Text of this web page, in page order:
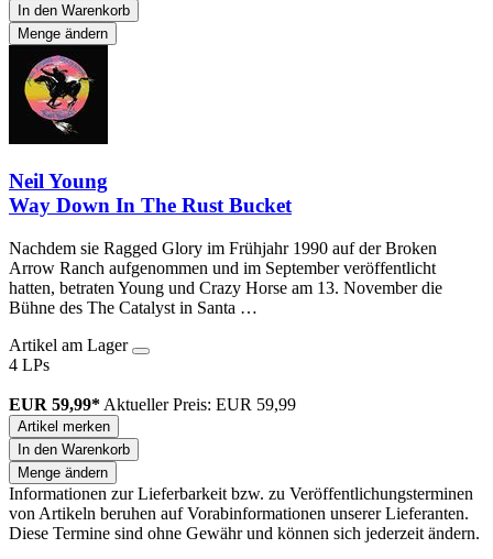
In den Warenkorb
Menge ändern
Neil Young
Way Down In The Rust Bucket
Nachdem sie Ragged Glory im Frühjahr 1990 auf der Broken
Arrow Ranch aufgenommen und im September veröffentlicht
hatten, betraten Young und Crazy Horse am 13. November die
Bühne des The Catalyst in Santa …
Artikel am Lager
4 LPs
EUR 59,99* Aktueller Preis: EUR 59,99
Artikel merken
In den Warenkorb
Menge ändern
Informationen zur Lieferbarkeit bzw. zu Veröffentlichungsterminen
von Artikeln beruhen auf Vorabinformationen unserer Lieferanten.
Diese Termine sind ohne Gewähr und können sich jederzeit ändern.